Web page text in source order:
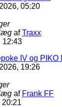
05:20
afTraxx
12:43
IV og PIKO
19:26
af Frank FF
20:21